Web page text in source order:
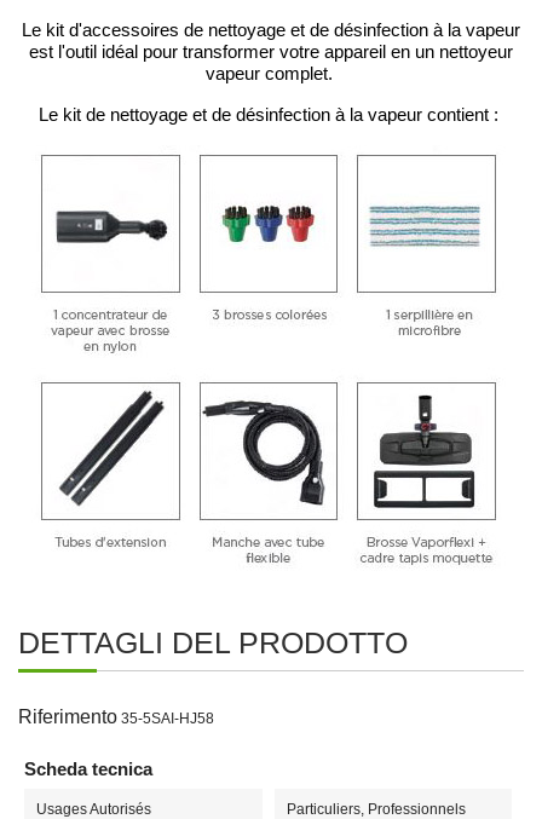
Le kit d'accessoires de nettoyage et de désinfection à la vapeur
est l'outil idéal pour transformer votre appareil en un nettoyeur
vapeur complet.
Le kit de nettoyage et de désinfection à la vapeur contient :
DETTAGLI DEL PRODOTTO
Riferimento 35-5SAI-HJ58
Scheda tecnica
Usages Autorisés Particuliers, Professionnels